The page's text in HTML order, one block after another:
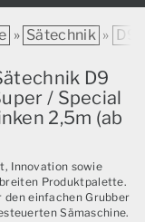
» Sätechnik » D9
D9
/ Special
2,5m (ab
Innovation sowie
Produktpalette.
einfachen Grubber
Sämaschine.